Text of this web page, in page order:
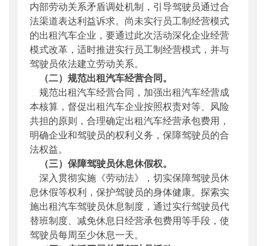
内部劳动关系矛盾调处机制，引导驾驶员通过合
法渠道表达利益诉求。尚未实行员工制经营模式
的出租汽车企业，要通过此次活动深化企业经营
模式改革，适时推进实行员工制经营模式，并与
驾驶员依法建立劳动关系。
（二）规范出租汽车经营合同。
规范出租汽车经营合同，加强出租汽车经营成
本核算，督促出租汽车企业按照权责对等、风险
共担的原则，合理确定出租汽车经营承包费用，
明确企业和驾驶员的权利义务，保障驾驶员的合
法权益。
（三）保障驾驶员休息休假权。
深入贯彻实施《劳动法》，切实保障驾驶员休
息休假等权利，保护驾驶员的身体健康。探索实
施出租汽车驾驶员休息制度，通过实行驾驶员代
替班制度、减免休息日经营承包费用等手段，使
驾驶员每周至少休息一天。